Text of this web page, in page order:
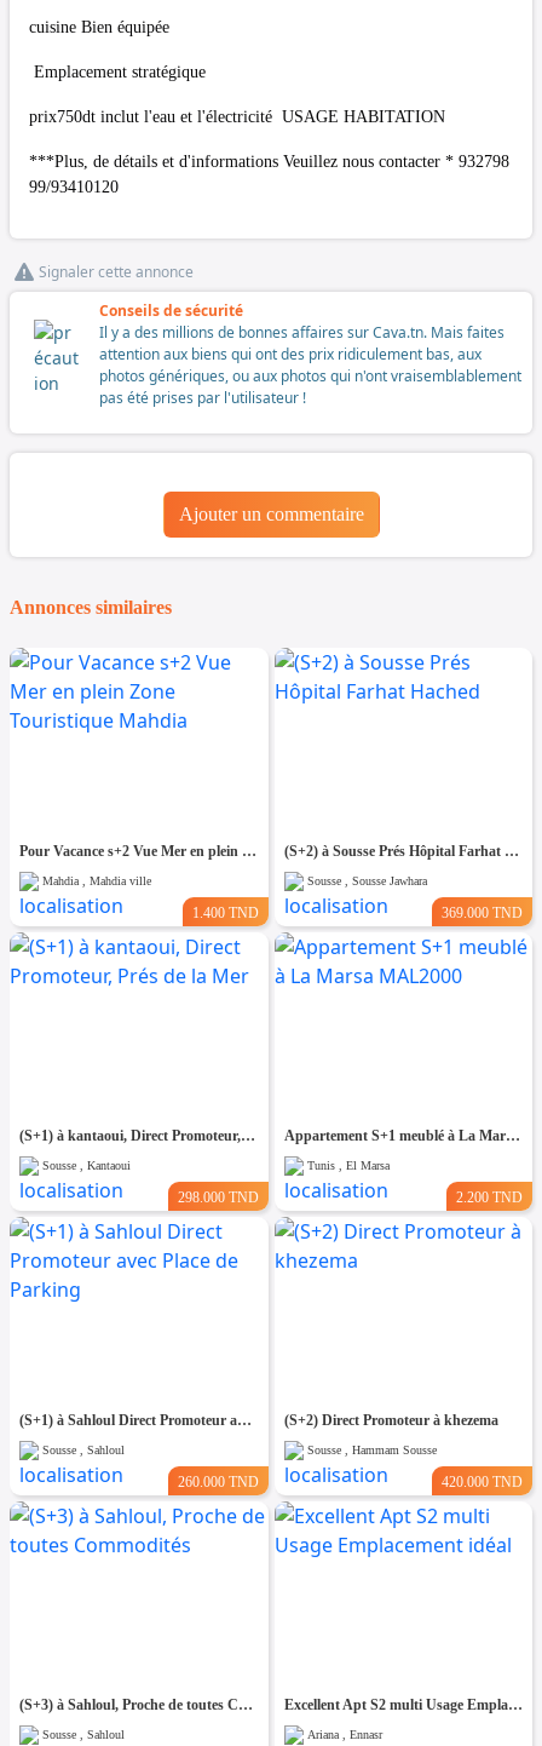
cuisine Bien équipée
Emplacement stratégique
prix750dt inclut l'eau et l'électricité USAGE HABITATION
***Plus, de détails et d'informations Veuillez nous contacter * 932798
99/93410120
Signaler cette annonce
Conseils de sécurité
Il y a des millions de bonnes affaires sur Cava.tn. Mais faites
attention aux biens qui ont des prix ridiculement bas, aux
photos génériques, ou aux photos qui n'ont vraisemblablement
pas été prises par l'utilisateur !
Ajouter un commentaire
Annonces similaires
Pour Vacance s+2 Vue Mer en plein Zone Touristique Mahdia
Mahdia , Mahdia ville
1.400 TND
(S+2) à Sousse Prés Hôpital Farhat Hached
Sousse , Sousse Jawhara
369.000 TND
(S+1) à kantaoui, Direct Promoteur, Prés de la Mer
Sousse , Kantaoui
298.000 TND
Appartement S+1 meublé à La Marsa MAL2000
Tunis , El Marsa
2.200 TND
(S+1) à Sahloul Direct Promoteur avec Place de Parking
Sousse , Sahloul
260.000 TND
(S+2) Direct Promoteur à khezema
Sousse , Hammam Sousse
420.000 TND
(S+3) à Sahloul, Proche de toutes Commodités
Sousse , Sahloul
Excellent Apt S2 multi Usage Emplacement idéal
Ariana , Ennasr